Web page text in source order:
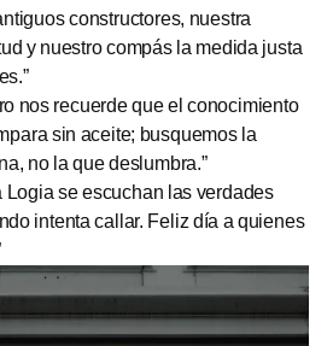
constructores, nuestra
y nuestro compás la medida justa
nos recuerde que el conocimiento
sin aceite; busquemos la
no la que deslumbra.”
Logia se escuchan las verdades
intenta callar. Feliz día a quienes